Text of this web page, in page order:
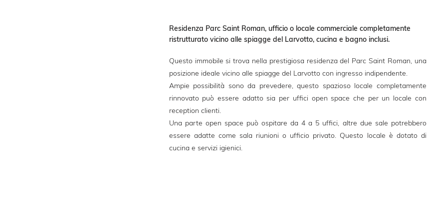
Residenza Parc Saint Roman, ufficio o locale commerciale completamente
ristrutturato vicino alle spiagge del Larvotto, cucina e bagno inclusi.
Questo immobile si trova nella prestigiosa residenza del Parc Saint Roman, una
posizione ideale vicino alle spiagge del Larvotto con ingresso indipendente.
Ampie possibilità sono da prevedere, questo spazioso locale completamente
rinnovato può essere adatto sia per uffici open space che per un locale con
reception clienti.
Una parte open space può ospitare da 4 a 5 uffici, altre due sale potrebbero
essere adatte come sala riunioni o ufficio privato. Questo locale è dotato di
cucina e servizi igienici.